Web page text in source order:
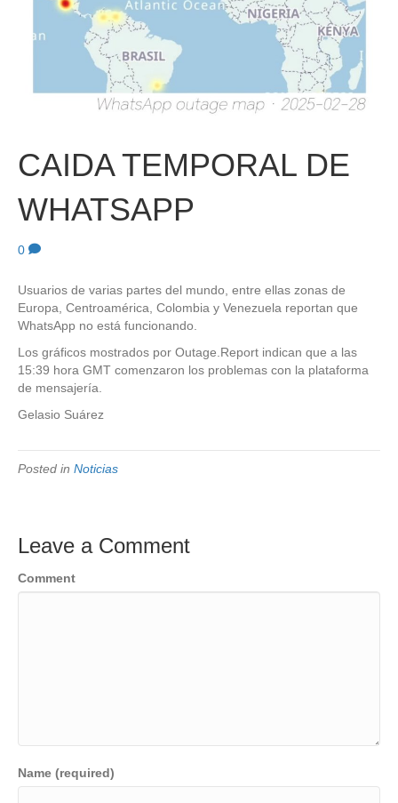
CAIDA TEMPORAL DE
WHATSAPP
0
Usuarios de varias partes del mundo, entre ellas zonas de
Europa, Centroamérica, Colombia y Venezuela reportan que
WhatsApp no está funcionando.
Los gráficos mostrados por Outage.Report indican que a las
15:39 hora GMT comenzaron los problemas con la plataforma
de mensajería.
Gelasio Suárez
Posted in Noticias
Leave a Comment
Comment
Name (required)